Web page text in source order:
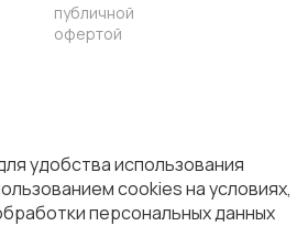
публичной
офертой
удобства использования
cookies на условиях,
персональных данных